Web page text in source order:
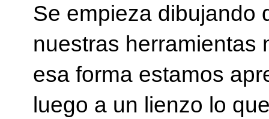
Se empieza dibujando
nuestras herramientas
esa forma estamos
luego a un lienzo lo